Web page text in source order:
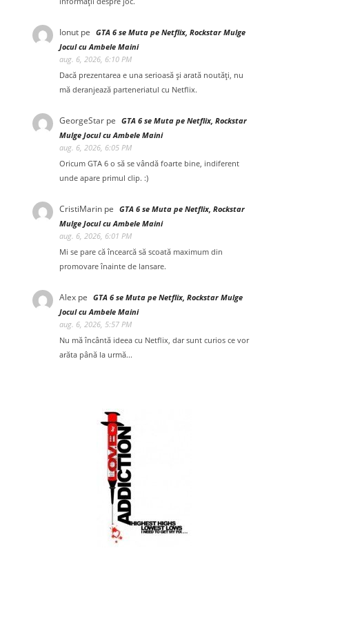
Ionut pe GTA 6 se Muta pe Netflix, Rockstar Mulge
Jocul cu Ambele Maini
aug. 6, 2026, 6:10 PM
Dacă prezentarea e una serioasă și arată noutăți, nu
mă deranjează parteneriatul cu Netflix.
GeorgeStar pe GTA 6 se Muta pe Netflix, Rockstar
Mulge Jocul cu Ambele Maini
aug. 6, 2026, 6:05 PM
Oricum GTA 6 o să se vândă foarte bine, indiferent
unde apare primul clip. :)
CristiMarin pe GTA 6 se Muta pe Netflix, Rockstar
Mulge Jocul cu Ambele Maini
aug. 6, 2026, 6:01 PM
Mi se pare că încearcă să scoată maximum din
promovare înainte de lansare.
Alex pe GTA 6 se Muta pe Netflix, Rockstar Mulge
Jocul cu Ambele Maini
aug. 6, 2026, 5:57 PM
Nu mă încântă ideea cu Netflix, dar sunt curios ce vor
arăta până la urmă...